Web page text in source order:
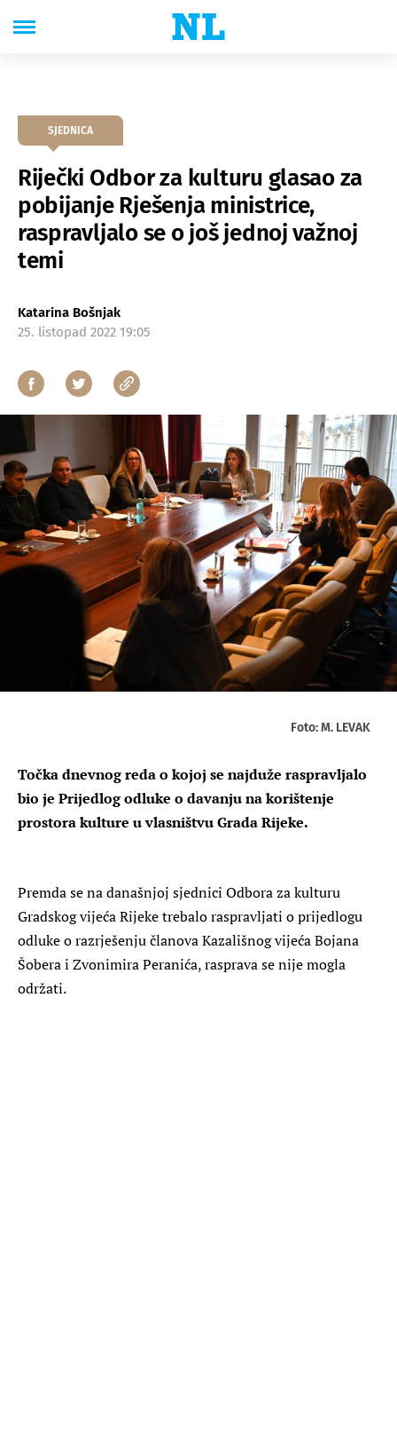
SJEDNICA
Riječki Odbor za kulturu glasao za
pobijanje Rješenja ministrice,
raspravljalo se o još jednoj važnoj
temi
Katarina Bošnjak
25. listopad 2022 19:05
Foto: M. LEVAK
Točka dnevnog reda o kojoj se najduže raspravljalo
bio je Prijedlog odluke o davanju na korištenje
prostora kulture u vlasništvu Grada Rijeke.
Premda se na današnjoj sjednici Odbora za kulturu
Gradskog vijeća Rijeke trebalo raspravljati o prijedlogu
odluke o razrješenju članova Kazališnog vijeća Bojana
Šobera i Zvonimira Peranića, rasprava se nije mogla
održati.